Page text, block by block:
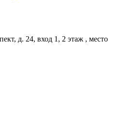
д. 24, вход 1, 2 этаж , место